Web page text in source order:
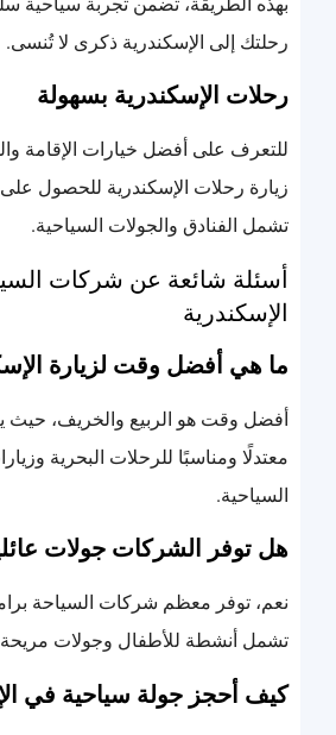
رحلتك إلى الإسكندرية ذكرى لا تُنسى.
رحلات الإسكندرية بسهولة
للتعرف على أفضل خيارات الإقامة
زيارة رحلات الإسكندرية للحصول
تشمل الفنادق والجولات السياحية.
أسئلة شائعة عن شركات
الإسكندرية
ما هي أفضل وقت لزيارة
أفضل وقت هو الربيع والخريف،
معتدلًا ومناسبًا للرحلات البحرية
السياحية.
هل توفر الشركات جولات
نعم، توفر معظم شركات السياحة
تشمل أنشطة للأطفال وجولات مريحة
كيف أحجز جولة سياحية في